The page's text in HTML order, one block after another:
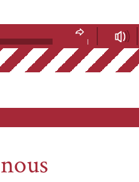
Volume
|